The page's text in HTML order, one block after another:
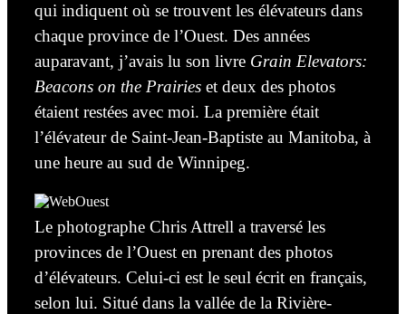
qui indiquent où se trouvent les élévateurs dans
chaque province de l’Ouest. Des années
auparavant, j’avais lu son livre Grain Elevators:
Beacons on the Prairies et deux des photos
étaient restées avec moi. La première était
l’élévateur de Saint-Jean-Baptiste au Manitoba, à
une heure au sud de Winnipeg.
Le photographe Chris Attrell a traversé les
provinces de l’Ouest en prenant des photos
d’élévateurs. Celui-ci est le seul écrit en français,
selon lui. Situé dans la vallée de la Rivière-